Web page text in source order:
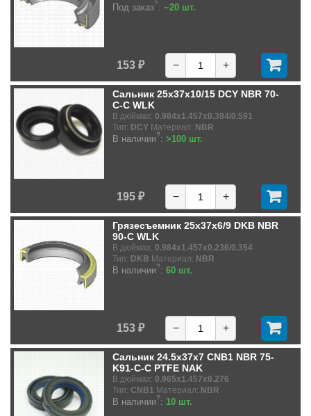
Под заказ?: ~20 шт.
153 ₽ − +
Сальник 25x37x10/15 DCY NBR 70-
C-C WLK
В дюймах: 0.984x1.457x0.394/0.591
Тип: DCY Материал: NBR
В наличии?: >100 шт.
195 ₽ − +
Грязесъемник 25x37x6/9 DKB NBR
90-C WLK
В дюймах: 0.984x1.457x0.236/0.354
Тип: DKB Материал: NBR
В наличии?: 60 шт.
153 ₽ − +
Сальник 24.5x37x7 CNB1 NBR 75-
K91-C-C PTFE NAK
В дюймах: 0.965x1.457x0.276
Тип: CNB1 Материал: NBR
В наличии?: 10 шт.